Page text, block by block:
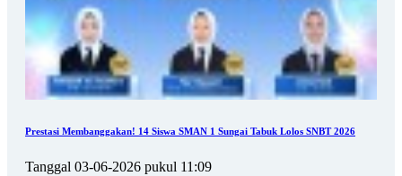
Prestasi Membanggakan! 14 Siswa SMAN 1 Sungai Tabuk Lolos SNBT 2026
Tanggal 03-06-2026 pukul 11:09